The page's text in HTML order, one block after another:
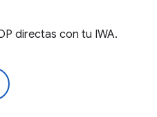
directas con tu IWA.